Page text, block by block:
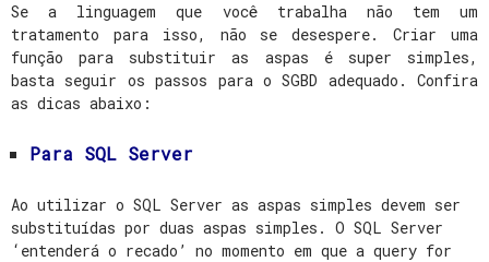
Se a linguagem que você trabalha não tem um
tratamento para isso, não se desespere. Criar uma
função para substituir as aspas é super simples,
basta seguir os passos para o SGBD adequado. Confira
as dicas abaixo:
Para SQL Server
Ao utilizar o SQL Server as aspas simples devem ser
substituídas por duas aspas simples. O SQL Server
‘entenderá o recado’ no momento em que a query for